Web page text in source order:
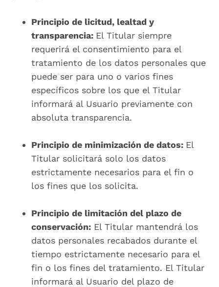
Principio de licitud, lealtad y
transparencia: El Titular siempre
requerirá el consentimiento para el
tratamiento de los datos personales que
puede ser para uno o varios fines
específicos sobre los que el Titular
informará al Usuario previamente con
absoluta transparencia.
Principio de minimización de datos: El
Titular solicitará solo los datos
estrictamente necesarios para el fin o
los fines que los solicita.
Principio de limitación del plazo de
conservación: El Titular mantendrá los
datos personales recabados durante el
tiempo estrictamente necesario para el
fin o los fines del tratamiento. El Titular
informará al Usuario del plazo de